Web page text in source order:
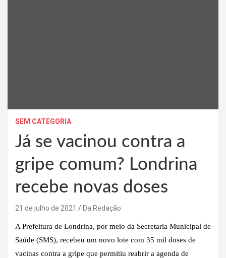
SEM CATEGORIA
Já se vacinou contra a
gripe comum? Londrina
recebe novas doses
21 de julho de 2021 Da Redação
A Prefeitura de Londrina, por meio da Secretaria Municipal de
Saúde (SMS), recebeu um novo lote com 35 mil doses de
vacinas contra a gripe que permitiu reabrir a agenda de